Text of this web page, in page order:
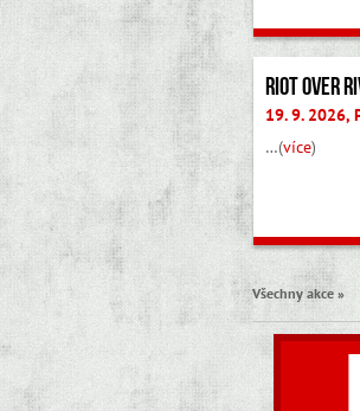
Riot Over
19. 9. 2026,
…(více)
Všechny akce »